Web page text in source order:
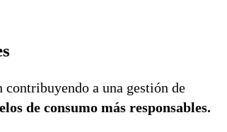
a una gestión de
de consumo más responsables.